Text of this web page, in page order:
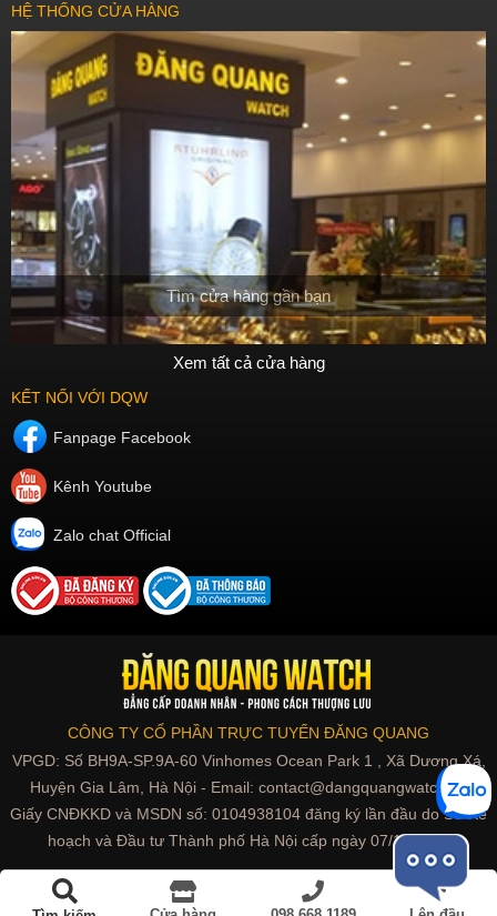
HỆ THỐNG CỬA HÀNG
Tìm cửa hàng gần bạn
Xem tất cả cửa hàng
KẾT NỐI VỚI DQW
Fanpage Facebook
Kênh Youtube
Zalo chat Official
CÔNG TY CỔ PHẦN TRỰC TUYẾN ĐĂNG QUANG
VPGD: Số BH9A-SP.9A-60 Vinhomes Ocean Park 1 , Xã Dương Xá,
Huyện Gia Lâm, Hà Nội - Email: contact@dangquangwatch.vn
Giấy CNĐKKD và MSDN số: 0104938104 đăng ký lần đầu do Sở Kế
hoạch và Đầu tư Thành phố Hà Nội cấp ngày 07/10/2010